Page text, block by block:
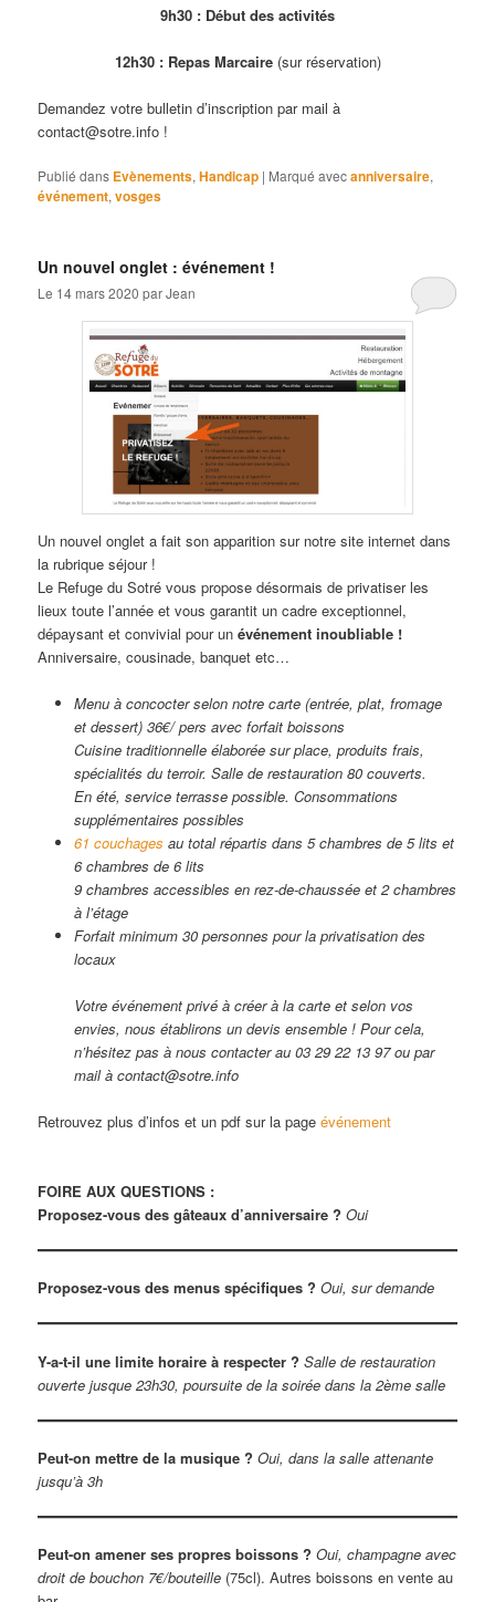
9h30 : Début des activités
12h30 : Repas Marcaire (sur réservation)
Demandez votre bulletin d’inscription par mail à
contact@sotre.info !
Publié dans Evènements,Handicap | Marqué avecanniversaire,
événement,vosges
Un nouvel onglet : événement !
Le 14 mars 2020 parJean
Un nouvel onglet a fait son apparition sur notre site internet dans
la rubrique séjour !
Le Refuge du Sotré vous propose désormais de privatiser les
lieux toute l’année et vous garantit un cadre exceptionnel,
dépaysant et convivial pour unévénement inoubliable !
Anniversaire, cousinade, banquet etc…
Menu à concocter selon notre carte (entrée, plat, fromage
et dessert) 36€/ pers avec forfait boissons
Cuisine traditionnelle élaborée sur place, produits frais,
spécialités du terroir. Salle de restauration 80 couverts.
En été, service terrasse possible. Consommations
supplémentaires possibles
61 couchages au total répartis dans 5 chambres de 5 lits et
6 chambres de 6 lits
9 chambres accessibles en rez-de-chaussée et 2 chambres
à l’étage
Forfait minimum 30 personnes pour la privatisation des
locaux
Votre événement privé à créer à la carte et selon vos
envies, nous établirons un devis ensemble ! Pour cela,
n’hésitez pas à nous contacter au 03 29 22 13 97 ou par
mail à contact@sotre.info
Retrouvez plus d’infos et un pdf sur la pageévénement
FOIRE AUX QUESTIONS :
Proposez-vous des gâteaux d’anniversaire ? Oui
Proposez-vous des menus spécifiques ? Oui, sur demande
Y-a-t-il une limite horaire à respecter ? Salle de restauration
ouverte jusque 23h30, poursuite de la soirée dans la 2ème salle
Peut-on mettre de la musique ? Oui, dans la salle attenante
jusqu’à 3h
Peut-on amener ses propres boissons ? Oui, champagne avec
droit de bouchon 7€/bouteille (75cl). Autres boissons en vente au